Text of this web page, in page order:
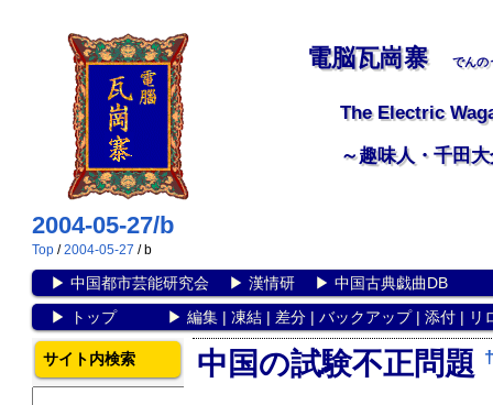
電脳瓦崗寨 でんの
The Electric
～趣味人・千田
2004-05-27/b
Top /2004-05-27 / b
▶ 中国都市芸能研究会▶ 漢情研▶ 中国古典戯曲DB
▶
トップ▶ 編集| 凍結| 差分| バックアップ| 添付| リ
中国の試験不正問題 †
サイト内検索